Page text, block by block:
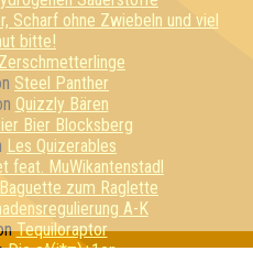
Scharf ohne Zwiebeln und viel
bitte!
Zerschmetterlinge
Steel Panther
Quizzly Bären
Bier Blocksberg
Les Quizerables
feat. MuWikantenstadl
zum Raglette
A-K
Tequiloraptor
Die e^(i*π)+1en